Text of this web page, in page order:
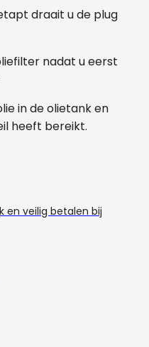
draait u de plug
nadat u eerst
in de olietank en
heeft bereikt.
en veilig betalen bij